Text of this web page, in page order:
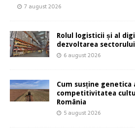
7 august 2026
Rolul logisticii și al
dezvoltarea
6 august 2026
Cum susține genetica
competitivitatea
România
5 august 2026